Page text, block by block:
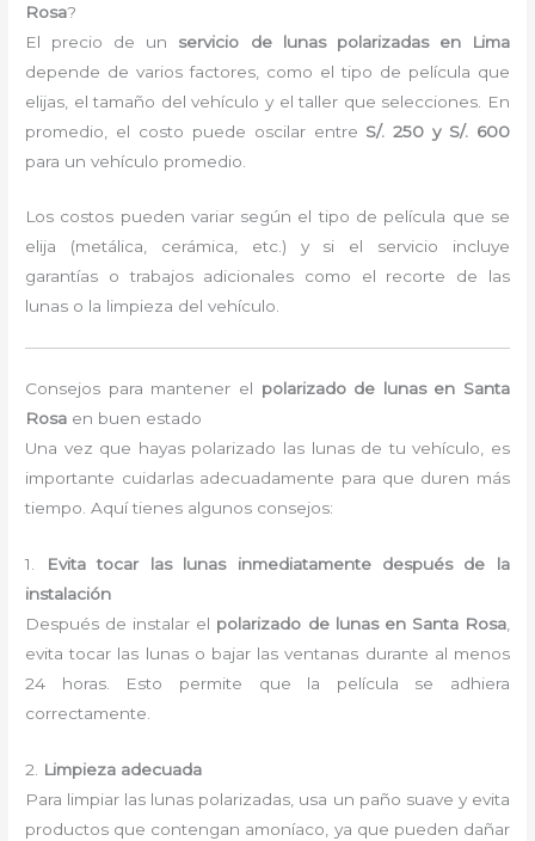
Rosa?
El precio de un servicio de lunas polarizadas en Lima
depende de varios factores, como el tipo de película que
elijas, el tamaño del vehículo y el taller que selecciones. En
promedio, el costo puede oscilar entre S/. 250 y S/. 600
para un vehículo promedio.
Los costos pueden variar según el tipo de película que se
elija (metálica, cerámica, etc.) y si el servicio incluye
garantías o trabajos adicionales como el recorte de las
lunas o la limpieza del vehículo.
Consejos para mantener el polarizado de lunas en Santa
Rosa en buen estado
Una vez que hayas polarizado las lunas de tu vehículo, es
importante cuidarlas adecuadamente para que duren más
tiempo. Aquí tienes algunos consejos:
1.
Evita tocar las lunas inmediatamente después de la
instalación
Después de instalar el polarizado de lunas en Santa Rosa,
evita tocar las lunas o bajar las ventanas durante al menos
24 horas. Esto permite que la película se adhiera
correctamente.
2.
Limpieza adecuada
Para limpiar las lunas polarizadas, usa un paño suave y evita
productos que contengan amoníaco, ya que pueden dañar